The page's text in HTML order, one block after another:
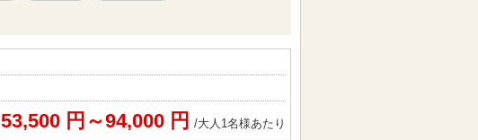
53,500 円～94,000 円 /大人1名様あたり